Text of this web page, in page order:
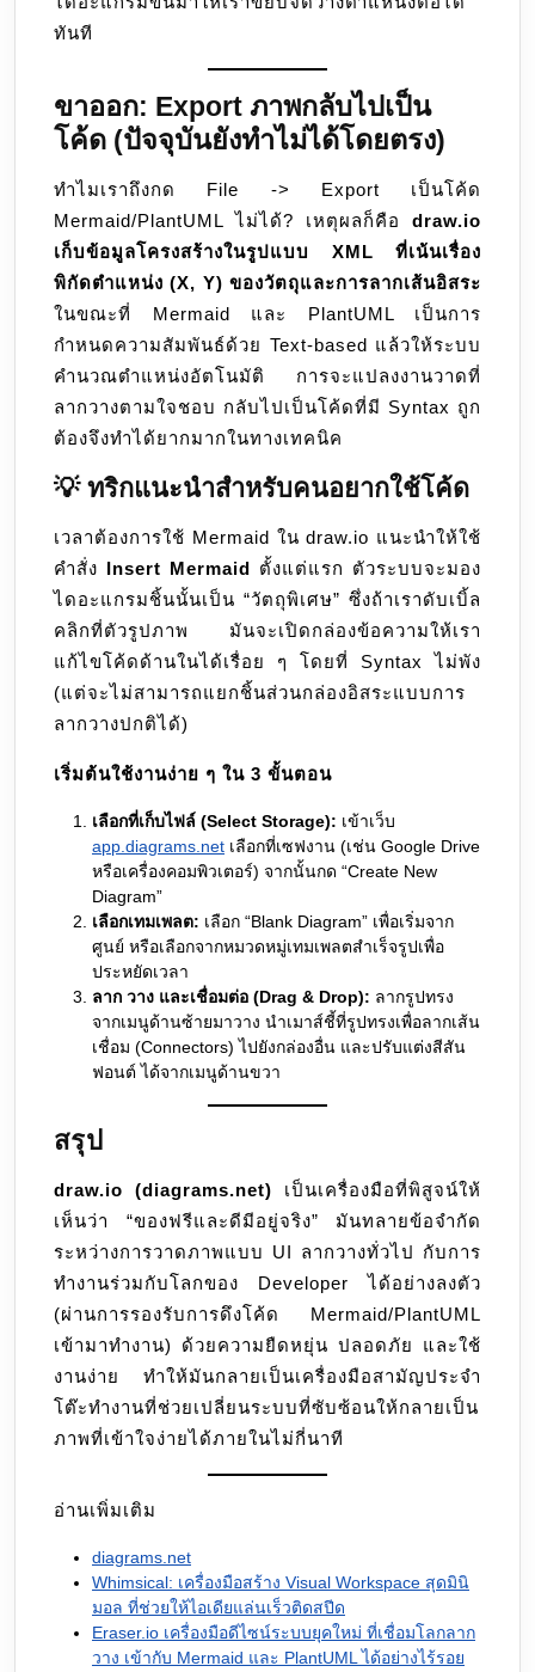
ทันที
ขาออก: Export ภาพกลับไปเป็น
โค้ด (ปัจจุบันยังทำไม่ได้โดยตรง)
ทำไมเราถึงกด File -> Export เป็นโค้ด
Mermaid/PlantUML ไม่ได้? เหตุผลก็คือ draw.io
เก็บข้อมูลโครงสร้างในรูปแบบ XML ที่เน้นเรื่อง
พิกัดตำแหน่ง (X, Y) ของวัตถุและการลากเส้นอิสระ
ในขณะที่ Mermaid และ PlantUML เป็นการ
กำหนดความสัมพันธ์ด้วย Text-based แล้วให้ระบบ
คำนวณตำแหน่งอัตโนมัติ การจะแปลงงานวาดที่
ลากวางตามใจชอบ กลับไปเป็นโค้ดที่มี Syntax ถูก
ต้องจึงทำได้ยากมากในทางเทคนิค
💡 ทริกแนะนำสำหรับคนอยากใช้โค้ด
เวลาต้องการใช้ Mermaid ใน draw.io แนะนำให้ใช้
คำสั่ง Insert Mermaid ตั้งแต่แรก ตัวระบบจะมอง
ไดอะแกรมชิ้นนั้นเป็น “วัตถุพิเศษ” ซึ่งถ้าเราดับเบิ้ล
คลิกที่ตัวรูปภาพ มันจะเปิดกล่องข้อความให้เรา
แก้ไขโค้ดด้านในได้เรื่อย ๆ โดยที่ Syntax ไม่พัง
(แต่จะไม่สามารถแยกชิ้นส่วนกล่องอิสระแบบการ
ลากวางปกติได้)
เริ่มต้นใช้งานง่าย ๆ ใน 3 ขั้นตอน
เลือกที่เก็บไฟล์ (Select Storage): เข้าเว็บ
app.diagrams.net เลือกที่เซฟงาน (เช่น Google Drive
หรือเครื่องคอมพิวเตอร์) จากนั้นกด “Create New
Diagram”
เลือกเทมเพลต: เลือก “Blank Diagram” เพื่อเริ่มจาก
ศูนย์ หรือเลือกจากหมวดหมู่เทมเพลตสำเร็จรูปเพื่อ
ประหยัดเวลา
ลาก วาง และเชื่อมต่อ (Drag & Drop): ลากรูปทรง
จากเมนูด้านซ้ายมาวาง นำเมาส์ชี้ที่รูปทรงเพื่อลากเส้น
เชื่อม (Connectors) ไปยังกล่องอื่น และปรับแต่งสีสัน
ฟอนต์ ได้จากเมนูด้านขวา
สรุป
draw.io (diagrams.net) เป็นเครื่องมือที่พิสูจน์ให้
เห็นว่า “ของฟรีและดีมีอยู่จริง” มันทลายข้อจำกัด
ระหว่างการวาดภาพแบบ UI ลากวางทั่วไป กับการ
ทำงานร่วมกับโลกของ Developer ได้อย่างลงตัว
(ผ่านการรองรับการดึงโค้ด Mermaid/PlantUML
เข้ามาทำงาน) ด้วยความยืดหยุ่น ปลอดภัย และใช้
งานง่าย ทำให้มันกลายเป็นเครื่องมือสามัญประจำ
โต๊ะทำงานที่ช่วยเปลี่ยนระบบที่ซับซ้อนให้กลายเป็น
ภาพที่เข้าใจง่ายได้ภายในไม่กี่นาที
อ่านเพิ่มเติม
diagrams.net
Whimsical: เครื่องมือสร้าง Visual Workspace สุดมินิ
มอล ที่ช่วยให้ไอเดียแล่นเร็วติดสปีด
Eraser.io เครื่องมือดีไซน์ระบบยุคใหม่ ที่เชื่อมโลกลาก
วาง เข้ากับ Mermaid และ PlantUML ได้อย่างไร้รอย